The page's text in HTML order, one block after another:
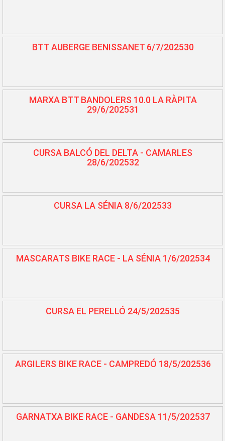
BTT AUBERGE BENISSANET 6/7/202530
MARXA BTT BANDOLERS 10.0 LA RÀPITA
29/6/202531
CURSA BALCÓ DEL DELTA - CAMARLES
28/6/202532
CURSA LA SÉNIA 8/6/202533
MASCARATS BIKE RACE - LA SÉNIA 1/6/202534
CURSA EL PERELLÓ 24/5/202535
ARGILERS BIKE RACE - CAMPREDÓ 18/5/202536
GARNATXA BIKE RACE - GANDESA 11/5/202537